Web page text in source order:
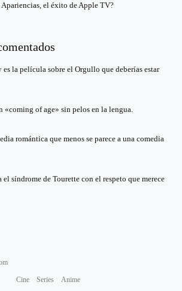
Apariencias, el éxito de Apple TV?
la película sobre el Orgullo que deberías estar
«coming of age» sin pelos en la lengua.
romántica que menos se parece a una comedia
síndrome de Tourette con el respeto que merece
Cine Series Anime